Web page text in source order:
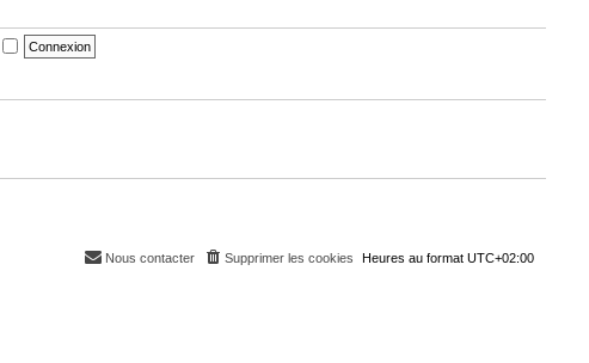
i
s
d
e
s
Heures au formatUTC+02:00
Supprimer les cookies
Nous contacter